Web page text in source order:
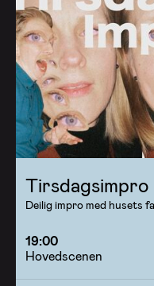
Tirsdagsimpro
Deilig impro med husets
19:00
Hovedscenen